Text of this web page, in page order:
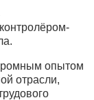
опытом
отрасли,